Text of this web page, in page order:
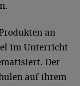
an
im Unterricht
Der
auf ihrem